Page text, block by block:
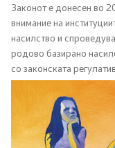
Заштита на
Инспекциски
Инклузија на Роми
Боречко -
Законот е донесен во
внимание на
насилство и
родово базирано
со законската